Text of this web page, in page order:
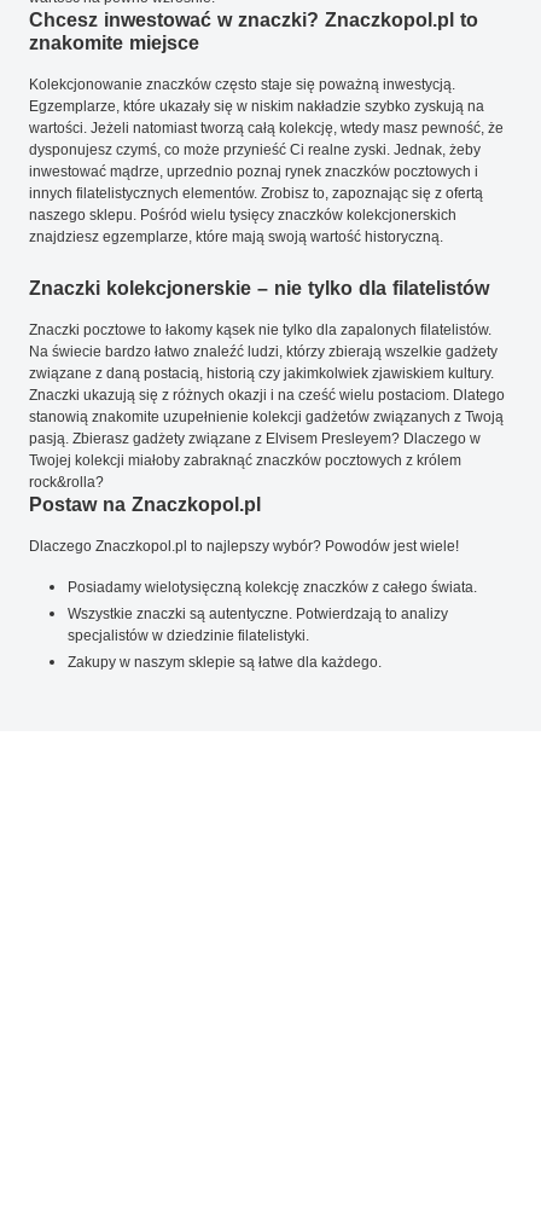
Chcesz inwestować w znaczki? Znaczkopol.pl to
znakomite miejsce
Kolekcjonowanie znaczków często staje się poważną inwestycją.
Egzemplarze, które ukazały się w niskim nakładzie szybko zyskują na
wartości. Jeżeli natomiast tworzą całą kolekcję, wtedy masz pewność, że
dysponujesz czymś, co może przynieść Ci realne zyski. Jednak, żeby
inwestować mądrze, uprzednio poznaj rynek znaczków pocztowych i
innych filatelistycznych elementów. Zrobisz to, zapoznając się z ofertą
naszego sklepu. Pośród wielu tysięcy znaczków kolekcjonerskich
znajdziesz egzemplarze, które mają swoją wartość historyczną.
Znaczki kolekcjonerskie – nie tylko dla filatelistów
Znaczki pocztowe to łakomy kąsek nie tylko dla zapalonych filatelistów.
Na świecie bardzo łatwo znaleźć ludzi, którzy zbierają wszelkie gadżety
związane z daną postacią, historią czy jakimkolwiek zjawiskiem kultury.
Znaczki ukazują się z różnych okazji i na cześć wielu postaciom. Dlatego
stanowią znakomite uzupełnienie kolekcji gadżetów związanych z Twoją
pasją. Zbierasz gadżety związane z Elvisem Presleyem? Dlaczego w
Twojej kolekcji miałoby zabraknąć znaczków pocztowych z królem
rock&rolla?
Postaw na Znaczkopol.pl
Dlaczego Znaczkopol.pl to najlepszy wybór? Powodów jest wiele!
Posiadamy wielotysięczną kolekcję znaczków z całego świata.
Wszystkie znaczki są autentyczne. Potwierdzają to analizy
specjalistów w dziedzinie filatelistyki.
Zakupy w naszym sklepie są łatwe dla każdego.